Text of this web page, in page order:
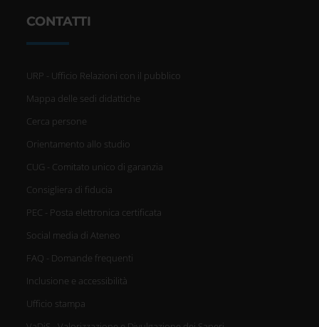
CONTATTI
URP - Ufficio Relazioni con il pubblico
Mappa delle sedi didattiche
Cerca persone
Orientamento allo studio
CUG - Comitato unico di garanzia
Consigliera di fiducia
PEC - Posta elettronica certificata
Social media di Ateneo
FAQ - Domande frequenti
Inclusione e accessibilità
Ufficio stampa